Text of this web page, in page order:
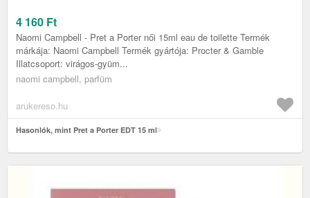
4 160 Ft
Naomi Campbell - Pret a Porter női 15ml eau de toilette Termék
márkája: Naomi Campbell Termék gyártója: Procter & Gamble
Illatcsoport: virágos-gyüm...
naomi campbell, parfüm
arukereso.hu
Hasonlók, mint Pret a Porter EDT 15 ml